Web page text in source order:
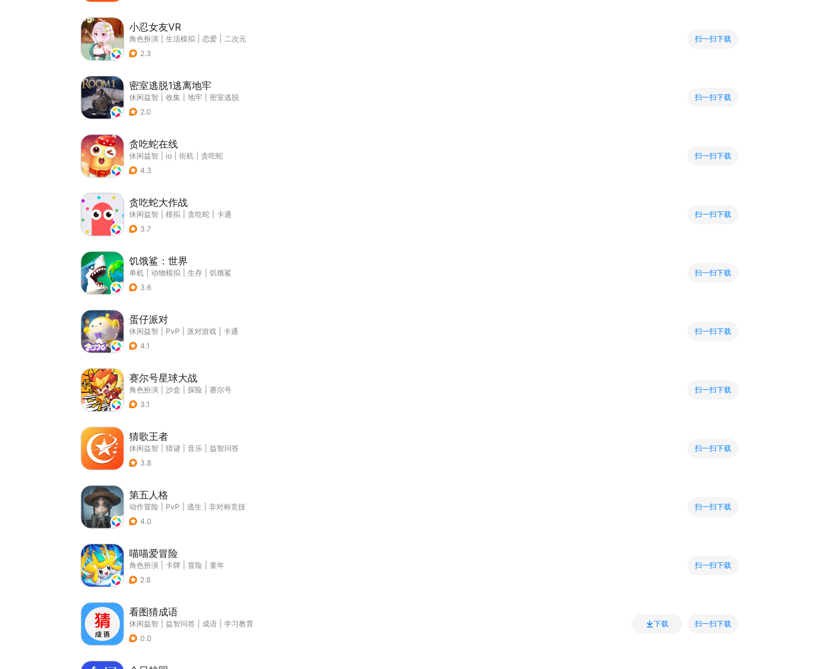
小忍女友VR
角色扮演 生活模拟 恋爱
二次元
2.3
扫一扫下载
密室逃脱1逃离地牢
休闲益智 收集 地牢
密室逃脱
2.0
扫一扫下载
贪吃蛇在线
休闲益智 io 街机
贪吃蛇
4.3
扫一扫下载
贪吃蛇大作战
休闲益智 模拟 贪吃蛇
卡通
3.7
扫一扫下载
饥饿鲨：世界
单机 动物模拟 生存
饥饿鲨
3.6
扫一扫下载
蛋仔派对
休闲益智 PvP 派对游戏
卡通
4.1
扫一扫下载
赛尔号星球大战
角色扮演 沙盒 探险
赛尔号
3.1
扫一扫下载
猜歌王者
休闲益智 猜谜 音乐
益智问答
3.8
扫一扫下载
第五人格
动作冒险 PvP 逃生
非对称竞技
4.0
扫一扫下载
喵喵爱冒险
角色扮演 卡牌 冒险
童年
2.8
扫一扫下载
看图猜成语
休闲益智 益智问答 成语
学习教育
0.0
下载 扫一扫下载